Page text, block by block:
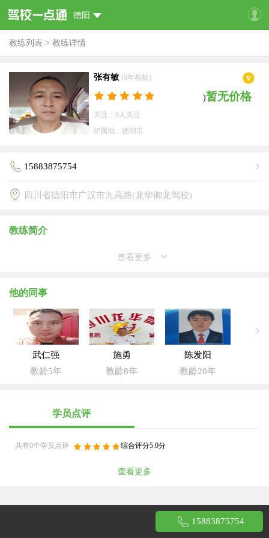
德阳
教练列表 > 教练详情
张有敏 (0年教龄)
)暂无价格
关注：0人关注
IP属地：德阳市
15883875754
四川省德阳市广汉市九高路(龙华御龙驾校)
教练简介
查看更多
他的同事
武仁强
教龄5年
施勇
教龄8年
陈发阳
教龄20年
学员点评
共有0个学员点评 综合评分5.0分
查看更多
15883875754